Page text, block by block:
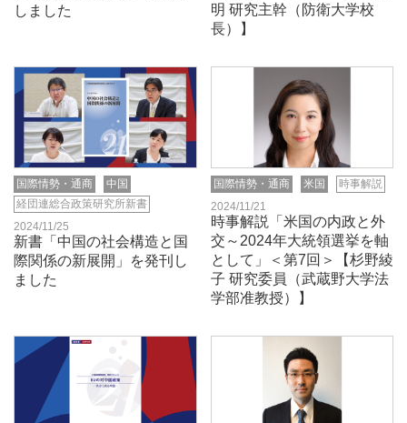
しました
明 研究主幹（防衛大学校
長）】
国際情勢・通商
中国
経団連総合政策研究所新書
2024/11/25
新書「中国の社会構造と国
際関係の新展開」を発刊し
ました
国際情勢・通商 米国
時事解説
2024/11/21
時事解説「米国の内政と外
交～2024年大統領選挙を軸
として」＜第7回＞【杉野綾
子 研究委員（武蔵野大学法
学部准教授）】